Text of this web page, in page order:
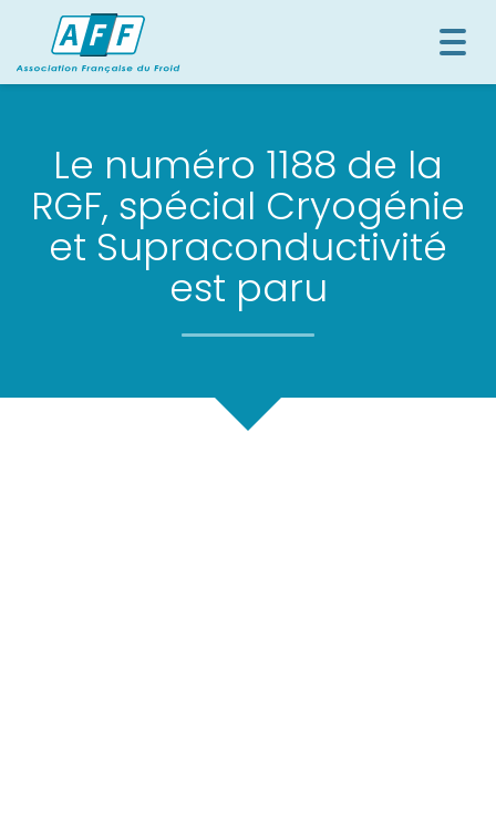
Le numéro 1188 de la
RGF, spécial Cryogénie
et Supraconductivité
est paru